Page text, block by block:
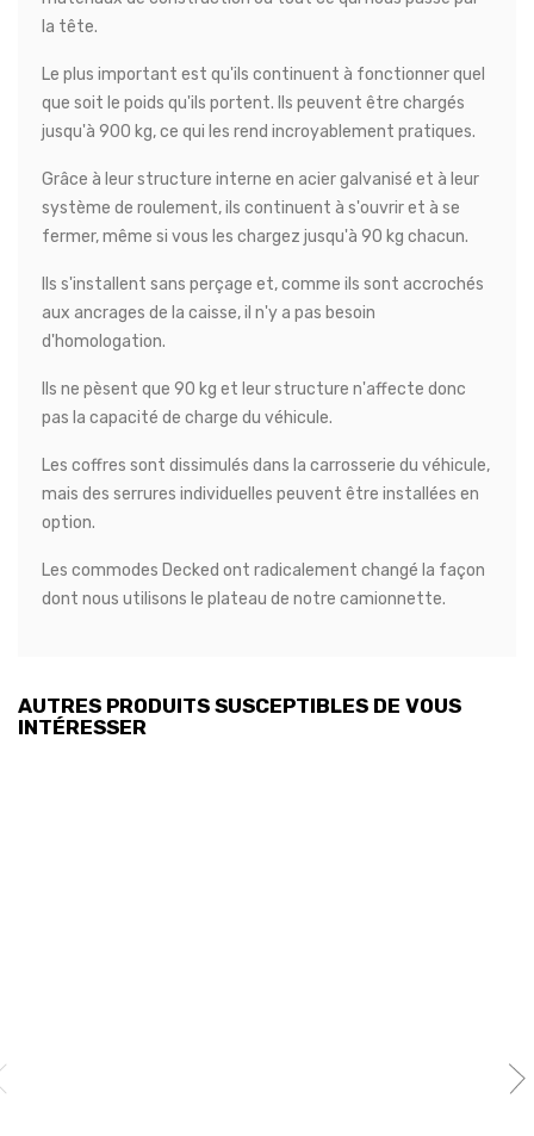
la tête.
Le plus important est qu'ils continuent à fonctionner quel
que soit le poids qu'ils portent. Ils peuvent être chargés
jusqu'à 900 kg, ce qui les rend incroyablement pratiques.
Grâce à leur structure interne en acier galvanisé et à leur
système de roulement, ils continuent à s'ouvrir et à se
fermer, même si vous les chargez jusqu'à 90 kg chacun.
Ils s'installent sans perçage et, comme ils sont accrochés
aux ancrages de la caisse, il n'y a pas besoin
d'homologation.
Ils ne pèsent que 90 kg et leur structure n'affecte donc
pas la capacité de charge du véhicule.
Les coffres sont dissimulés dans la carrosserie du véhicule,
mais des serrures individuelles peuvent être installées en
option.
Les commodes Decked ont radicalement changé la façon
dont nous utilisons le plateau de notre camionnette.
AUTRES PRODUITS SUSCEPTIBLES DE VOUS
INTÉRESSER